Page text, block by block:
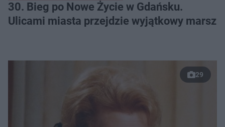
30. Bieg po Nowe Życie w Gdańsku.
Ulicami miasta przejdzie wyjątkowy marsz
29